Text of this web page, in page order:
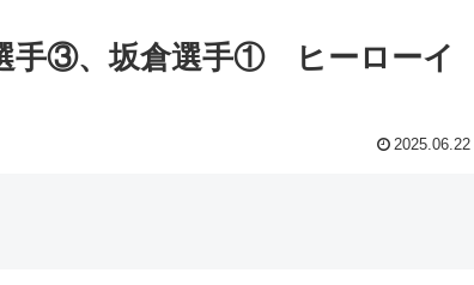
手③、坂倉選手① ヒーローイ
2025.06.22